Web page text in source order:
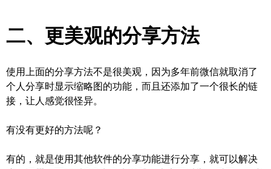
二、更美观的分享方法
使用上面的分享方法不是很美观，因为多年前微信就取消了
个人分享时显示缩略图的功能，而且还添加了一个很长的链
接，让人感觉很怪异。
有没有更好的方法呢？
有的，就是使用其他软件的分享功能进行分享，就可以解决